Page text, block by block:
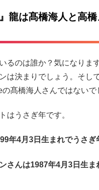
龍は髙橋海人と高
るのは誰か？気になりま
は決まりでしょう。そし
髙橋海人さんではないで
はうさぎ年です。
年4月3日生まれでうさぎ
さんは1987年4月3日生ま